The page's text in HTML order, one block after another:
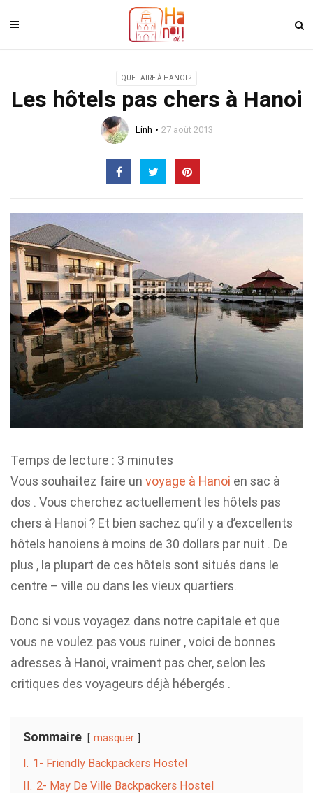
QUE FAIRE À HANOI ?
Les hôtels pas chers à Hanoi
Linh 27 août 2013
Temps de lecture : 3 minutes
Vous souhaitez faire un voyage à Hanoi en sac à
dos . Vous cherchez actuellement les hôtels pas
chers à Hanoi ? Et bien sachez qu’il y a d’excellents
hôtels hanoiens à moins de 30 dollars par nuit . De
plus , la plupart de ces hôtels sont situés dans le
centre – ville ou dans les vieux quartiers.
Donc si vous voyagez dans notre capitale et que
vous ne voulez pas vous ruiner , voici de bonnes
adresses à Hanoi, vraiment pas cher, selon les
critiques des voyageurs déjà hébergés .
Sommaire masquer
I. 1- Friendly Backpackers Hostel
II. 2- May De Ville Backpackers Hostel